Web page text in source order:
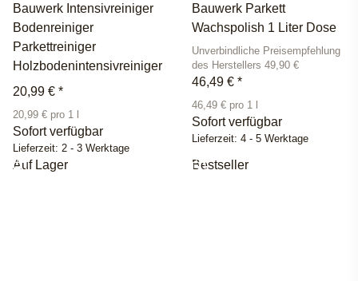
Bauwerk Intensivreiniger
Bodenreiniger
Parkettreiniger
Holzbodenintensivreiniger
20,99 € *
20,99 € pro 1 l
Sofort verfügbar
Lieferzeit: 2 - 3 Werktage
Bauwerk Parkett
Wachspolish 1 Liter Dose
Unverbindliche Preisempfehlung
des Herstellers 49,90 €
46,49 € *
46,49 € pro 1 l
Sofort verfügbar
Lieferzeit: 4 - 5 Werktage
Auf Lager Bestseller